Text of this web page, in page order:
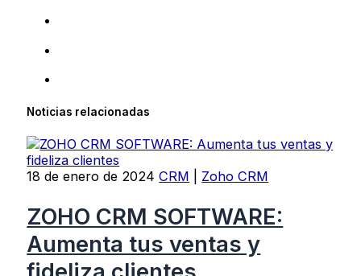
Noticias relacionadas
18 de enero de 2024CRM Zoho CRM
ZOHO CRM SOFTWARE:
Aumenta tus ventas y